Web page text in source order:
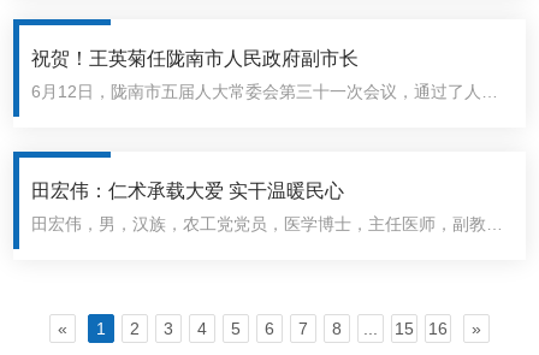
最强、专业体系最完备的心血管医学中心之一。在这座西北心血
管诊疗高地的背后，站着一位以精湛医术护佑生命、以卓越管理
引领发展、以履职担当践行使命的“掌舵人”——兰州大学第一医
祝贺！王英菊任陇南市人民政府副市长
​6月12日，陇南市五届人大常委会第三十一次会议，通过了人事
府副市长。
田宏伟：仁术承载大爱 实干温暖民心
田宏伟，男，汉族，农工党党员，医学博士，主任医师，副教
委员，甘肃省人民检察院特约检察员。曾赴美国约翰霍普金斯大
学医学院访学，先后获评“甘肃省卫生健康行业骨干人才”“甘肃省
« 1 2 3 4 5 6 7 8 15 16 »